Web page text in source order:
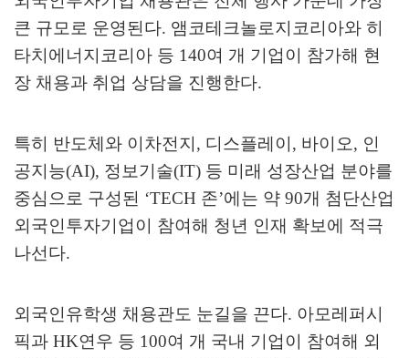
큰 규모로 운영된다. 앰코테크놀로지코리아와 히
타치에너지코리아 등 140여 개 기업이 참가해 현
장 채용과 취업 상담을 진행한다.
특히 반도체와 이차전지 , 디스플레이 , 바이오, 인
공지능(AI), 정보기술(IT) 등 미래 성장산업 분야를
중심으로 구성된 ‘TECH 존’에는 약 90개 첨단산업
외국인투자기업이 참여해 청년 인재 확보에 적극
나선다.
외국인유학생 채용관도 눈길을 끈다. 아모레퍼시
픽과 HK연우 등 100여 개 국내 기업이 참여해 외